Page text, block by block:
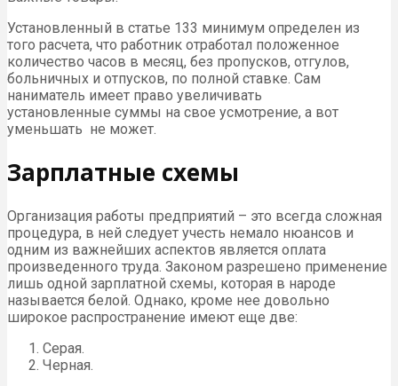
Установленный в статье 133 минимум определен из
того расчета, что работник отработал положенное
количество часов в месяц, без пропусков, отгулов,
больничных и отпусков, по полной ставке. Сам
наниматель имеет право увеличивать
установленные суммы на свое усмотрение, а вот
уменьшать не может.
Зарплатные схемы
Организация работы предприятий – это всегда сложная
процедура, в ней следует учесть немало нюансов и
одним из важнейших аспектов является оплата
произведенного труда. Законом разрешено применение
лишь одной зарплатной схемы, которая в народе
называется белой. Однако, кроме нее довольно
широкое распространение имеют еще две:
Серая.
Черная.